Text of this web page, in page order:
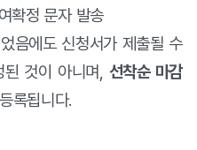
확정 문자 발송
음에도 신청서가 제출될 수
것이 아니며
선착순 마감
록됩니다.